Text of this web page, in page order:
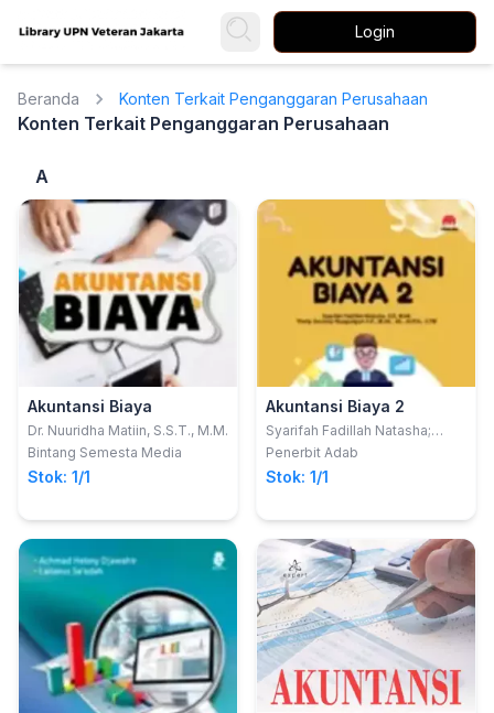
Login
Beranda Konten Terkait Penganggaran Perusahaan
Konten Terkait Penganggaran Perusahaan
A
Akuntansi Biaya
Dr. Nuuridha Matiin, S.S.T., M.M.
Bintang Semesta Media
Stok: 1/1
Akuntansi Biaya 2
Syarifah Fadillah Natasha;
Thetty Surienty Rajagukguk
Penerbit Adab
Stok: 1/1